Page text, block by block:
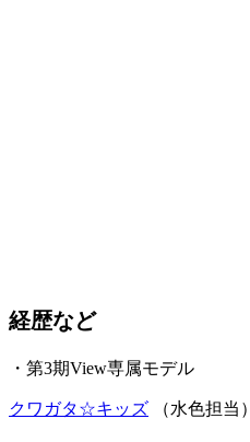
経歴など
・第3期View専属モデル
クワガタ☆キッズ （水色担当）